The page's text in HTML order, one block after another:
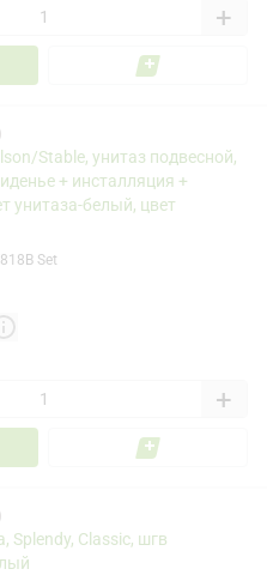
+
Stable, унитаз подвесной,
+ инсталляция +
унитаза-белый, цвет
Set
+
Splendy, Classic, шгв